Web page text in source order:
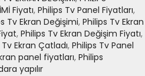
Fiyatı, Philips Tv Panel Fiyatları,
Tv Ekran Değişimi, Philips Tv Ekran
, Philips Tv Ekran Değişim Fiyatı,
Ekran Çatladı, Philips Tv Panel
panel fiyatları, Philips
yapılır